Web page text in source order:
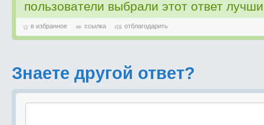
пользователи выбрали этот ответ
в избранное ссылка отблагодарить
Знаете другой ответ?